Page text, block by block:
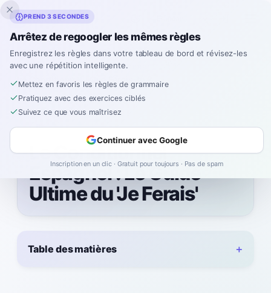
Inklingo
Accueil Spanish Grammar
Le Conditionnel : Que Ferais-tu ?
B1
Le Conditionnel
Espagnol : Le Guide
Ultime du 'Je Ferais'
Table des matières
PREND 3 SECONDES
Arrêtez de regoogler les mêmes règles
Enregistrez les règles dans votre tableau de bord et révisez-les
avec une répétition intelligente.
Mettez en favoris les règles de grammaire
Pratiquez avec des exercices ciblés
Suivez ce que vous maîtrisez
Continuer avec Google
Inscription en un clic · Gratuit pour toujours · Pas de spam